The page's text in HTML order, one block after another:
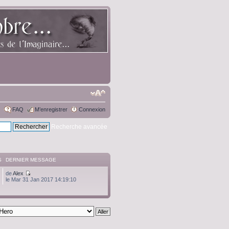
FAQ M’enregistrer Connexion
Recherche avancée
DERNIER MESSAGE
deAlex
le Mar 31 Jan 2017 14:19:10